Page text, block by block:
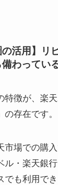
の活用】リ
わってい
特徴が、楽
の存在です。
市場での購
ル・楽天銀
でも利用で